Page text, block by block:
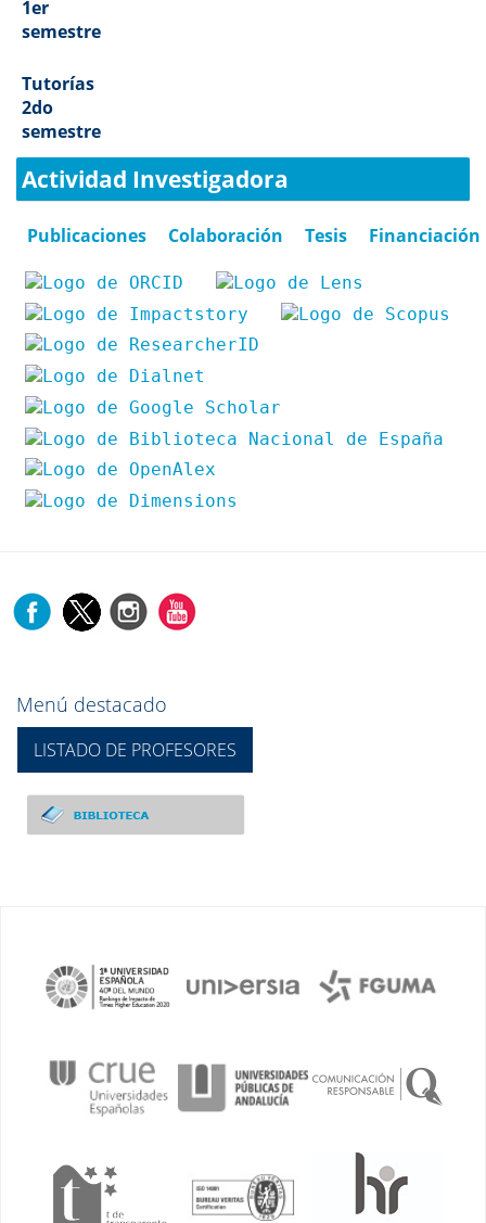
1er
semestre
Tutorías
2do
semestre
Actividad Investigadora
Publicaciones Colaboración Tesis Financiación
Menú destacado
LISTADO DE PROFESORES